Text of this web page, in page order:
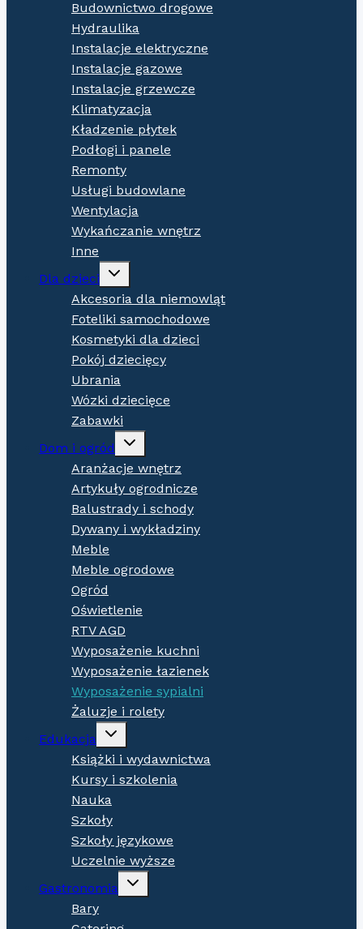
Budownictwo drogowe
Hydraulika
Instalacje elektryczne
Instalacje gazowe
Instalacje grzewcze
Klimatyzacja
Kładzenie płytek
Podłogi i panele
Remonty
Usługi budowlane
Wentylacja
Wykańczanie wnętrz
Inne
Dla dzieci
Expand
menu
Akcesoria dla niemowląt
Foteliki samochodowe
Kosmetyki dla dzieci
Pokój dziecięcy
Ubrania
Wózki dziecięce
Zabawki
Dom i ogród
Expand
menu
Aranżacje wnętrz
Artykuły ogrodnicze
Balustrady i schody
Dywany i wykładziny
Meble
Meble ogrodowe
Ogród
Oświetlenie
RTV AGD
Wyposażenie kuchni
Wyposażenie łazienek
Wyposażenie sypialni
Żaluzje i rolety
Edukacja
Expand
menu
Książki i wydawnictwa
Kursy i szkolenia
Nauka
Szkoły
Szkoły językowe
Uczelnie wyższe
Gastronomia
Expand
Bary